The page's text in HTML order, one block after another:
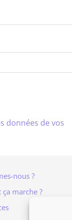
données de vos
nous ?
marche ?